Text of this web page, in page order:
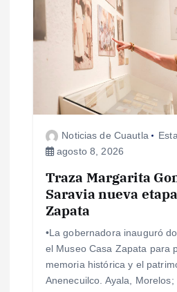
n
e
Noticias de Cuautla
agosto 8, 2026
Traza Margarita
Saravia nueva
Zapata
•La gobernadora inauguró
el Museo Casa Zapata para
memoria histórica y el
Anenecuilco. Ayala,